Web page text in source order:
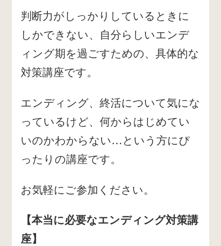
判断力がしっかりしているときに
しかできない、自分らしいエンデ
ィング期を過ごすための、具体的な
対策講座です。
エンディング、終活について気にな
っているけど、何からはじめてい
いのかわからない…という方にぴ
ったりの講座です。
お気軽にご参加ください。
【本当に必要なエンディング対策講
座】